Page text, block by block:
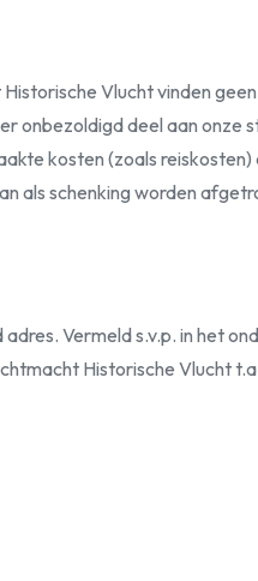
Vlucht vinden
onbezoldigd deel aan onze
kosten (zoals
als schenking worden
Vermeld s.v.p. in het
Historische Vlucht